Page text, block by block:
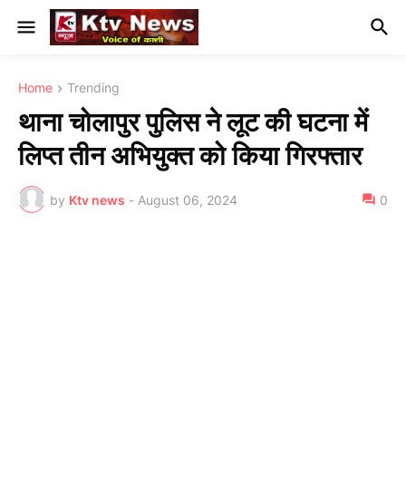
Home Trending
थाना चोलापुर पुलिस ने लूट की घटना में
लिप्त तीन अभियुक्त को किया गिरफ्तार
by Ktv news - August 06, 2024 0